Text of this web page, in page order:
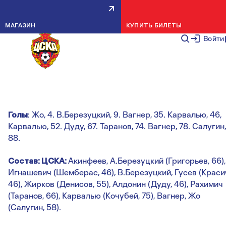
Войти
МАГАЗИН КУПИТЬ БИЛЕТЫ
КОНТРОЛЬНЫЙ МАТЧ: ЦСКА -
"ЛИВОРНО" - 9:0
НОВОСТИ КОМАНДЫ
Голы: Жо, 4. В.Березуцкий, 9. Вагнер, 35. Карвалью, 46,
Карвалью, 52. Дуду, 67. Таранов, 74. Вагнер, 78. Салугин,
88.
Состав: ЦСКА:Акинфеев, А.Березуцкий (Григорьев, 66),
Игнашевич (Шемберас, 46), В.Березуцкий, Гусев
46), Жирков (Денисов, 55), Алдонин (Дуду, 46), Рахимич
(Таранов, 66), Карвалью (Кочубей, 75), Вагнер, Жо
(Салугин, 58).